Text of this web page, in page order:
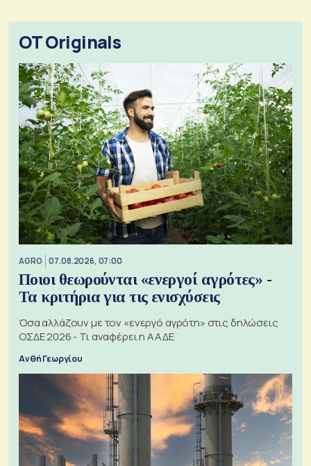
OT Originals
AGRO 07.08.2026, 07:00
Ποιοι θεωρούνται «ενεργοί αγρότες» -
Τα κριτήρια για τις ενισχύσεις
Όσα αλλάζουν με τον «ενεργό αγρότη» στις δηλώσεις
ΟΣΔΕ 2026 - Τι αναφέρει η ΑΑΔΕ
Ανθή Γεωργίου